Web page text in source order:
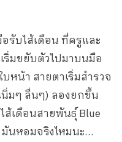
รับไส้เดือน ที่ครูและ
ริ่มขยับตัวไปมาบนมือ
หน้า สายตาเริ่มสำรวจ
มๆ ลื่นๆ) ลองยกขึ้น
เดือนสายพันธุ์ Blue
นหอมจริงไหมนะ…